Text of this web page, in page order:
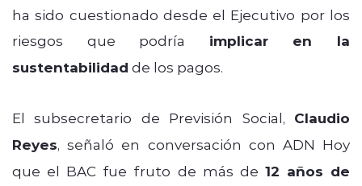
ha sido cuestionado desde el Ejecutivo por los
riesgos que podría implicar en la
sustentabilidad de los pagos.
El subsecretario de Previsión Social, Claudio
Reyes, señaló en conversación con ADN Hoy
que el BAC fue fruto de más de 12 años de